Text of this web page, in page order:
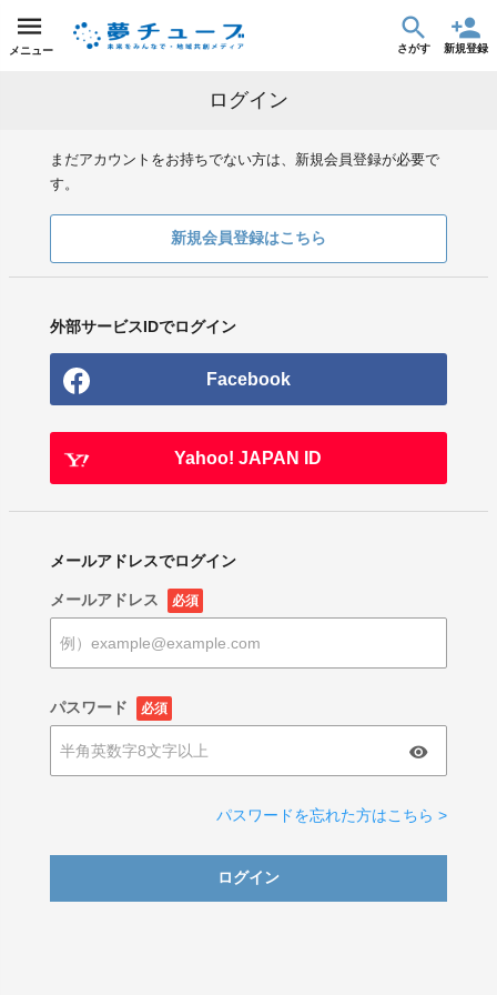
メニュー さがす 新規登録
ログイン
まだアカウントをお持ちでない方は、新規会員登録が必要で
す。
新規会員登録はこちら
外部サービスIDでログイン
Facebook
Yahoo! JAPAN ID
メールアドレスでログイン
メールアドレス 必須
パスワード 必須
パスワードを忘れた方はこちら >
ログイン